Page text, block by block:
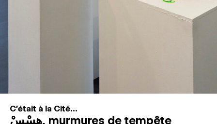
C'était à la Cité...
هِسْسْ, murmures de tempête